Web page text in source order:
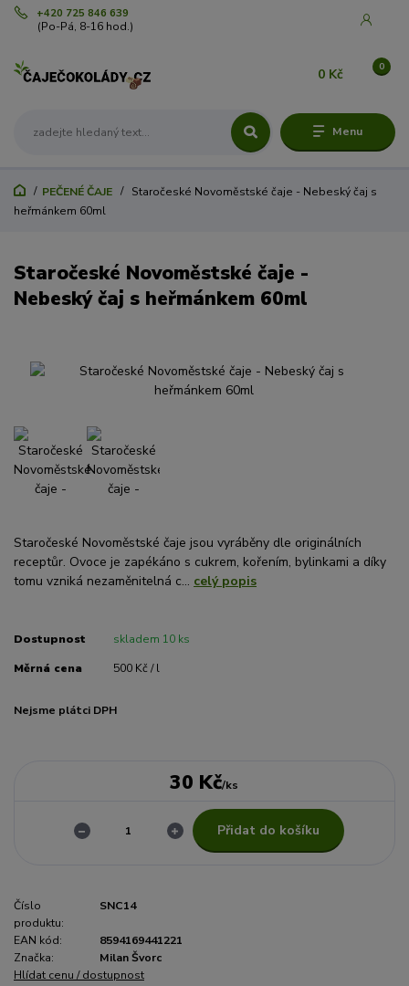
Menu
+420 725 846 639
(Po-Pá, 8-16 hod.)
0
0 Kč
PEČENÉ ČAJE
Staročeské Novoměstské čaje - Nebeský čaj s
heřmánkem 60ml
Staročeské Novoměstské čaje -
Nebeský čaj s heřmánkem 60ml
Staročeské Novoměstské čaje jsou vyráběny dle originálních
receptůr. Ovoce je zapékáno s cukrem, kořením, bylinkami a díky
tomu vzniká nezaměnitelná c... celý popis
Dostupnost skladem 10 ks
Měrná cena 500 Kč / l
Nejsme plátci DPH
30 Kč/ks
Přidat do košíku
Číslo
produktu:
SNC14
EAN kód:
8594169441221
Značka:
Milan Švorc
Hlídat cenu / dostupnost